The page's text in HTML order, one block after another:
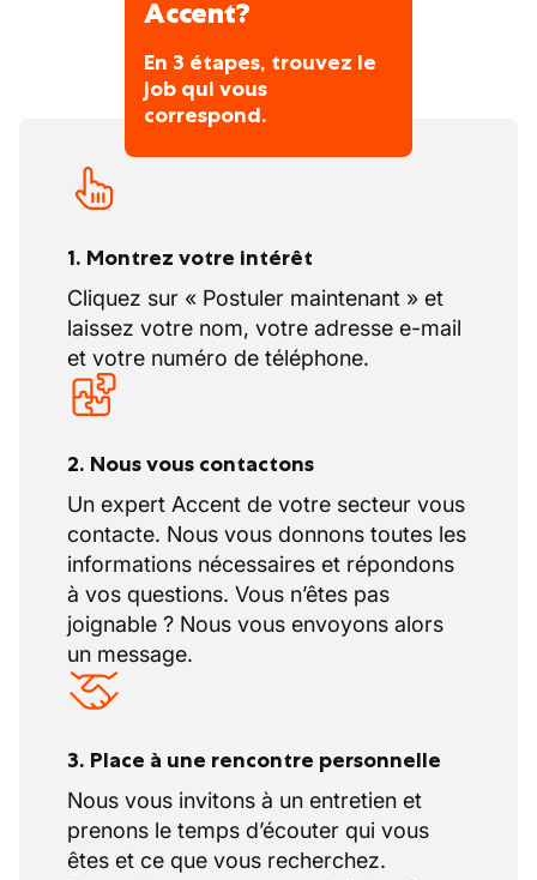
de travail), conformément au régime du
Vos congés
repos compensatoire
Ambiance de travail conviviale
Heures supplémentaires payées à 120%
selon l'AR 213
Des chantiers variés
Des patrons sympas et toujours à
Accent?
En 3 étapes, trouvez le
job qui vous
correspond.
1. Montrez votre intérêt
Cliquez sur « Postuler maintenant » et
laissez votre nom, votre adresse e-mail
et votre numéro de téléphone.
2. Nous vous contactons
Un expert Accent de votre secteur vous
contacte. Nous vous donnons toutes les
informations nécessaires et répondons
à vos questions. Vous n’êtes pas
joignable ? Nous vous envoyons alors
un message.
3. Place à une rencontre personnelle
Nous vous invitons à un entretien et
prenons le temps d’écouter qui vous
êtes et ce que vous recherchez.